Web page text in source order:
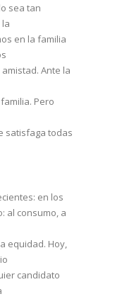
sea tan
en la familia
Ante la
Pero
satisfaga todas
en los
al consumo, a
equidad. Hoy,
candidato